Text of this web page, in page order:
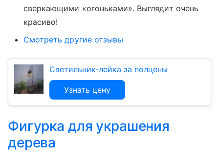
сверкающими «огоньками». Выглядит очень
красиво!
Смотреть другие отзывы
Светильник-лейка за полцены
Узнать цену
Фигурка для украшения
дерева